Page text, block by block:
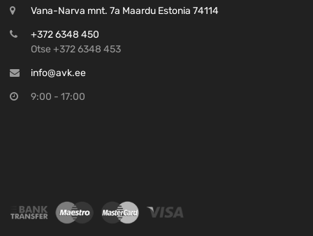
Vana-Narva mnt. 7a Maardu Estonia 74114
+372 6348 450
Otse +372 6348 453
info@avk.ee
9:00 - 17:00